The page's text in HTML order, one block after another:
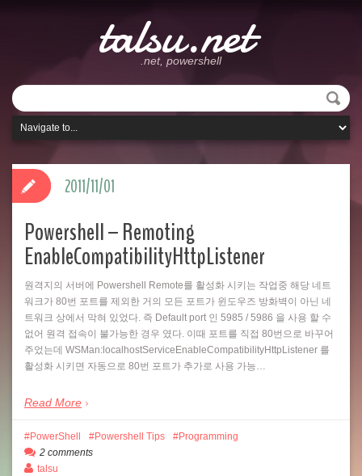
talsu.net
.net, powershell
Powershell – Remoting
EnableCompatibilityHttpListener
원격지의 서버에 Powershell Remote를 활성화 시키는 작업중 해당 네트
워크가 80번 포트를 제외한 거의 모든 포트가 윈도우즈 방화벽이 아닌 네
트워크 상에서 막혀 있었다. 즉 Default port 인 5985 / 5986 을 사용 할 수
없어 원격 접속이 불가능한 경우 였다. 이때 포트를 직접 80번으로 바꾸어
주었는데 WSMan:localhostServiceEnableCompatibilityHttpListener 를
활성화 시키면 자동으로 80번 포트가 추가로 사용 가능…
Read More
2011/11/01
PowerShell Powershell Tips
Programming
2 comments
talsu